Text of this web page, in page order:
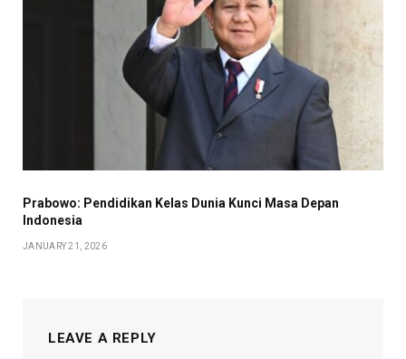
Prabowo: Pendidikan Kelas Dunia Kunci Masa Depan
Indonesia
JANUARY 21, 2026
LEAVE A REPLY